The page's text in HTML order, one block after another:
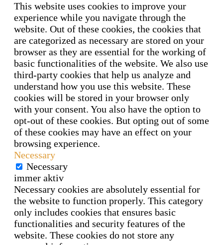
This website uses cookies to improve your
experience while you navigate through the
website. Out of these cookies, the cookies that
are categorized as necessary are stored on your
browser as they are essential for the working of
basic functionalities of the website. We also use
third-party cookies that help us analyze and
understand how you use this website. These
cookies will be stored in your browser only
with your consent. You also have the option to
opt-out of these cookies. But opting out of some
of these cookies may have an effect on your
browsing experience.
Necessary
Necessary
immer aktiv
Necessary cookies are absolutely essential for
the website to function properly. This category
only includes cookies that ensures basic
functionalities and security features of the
website. These cookies do not store any